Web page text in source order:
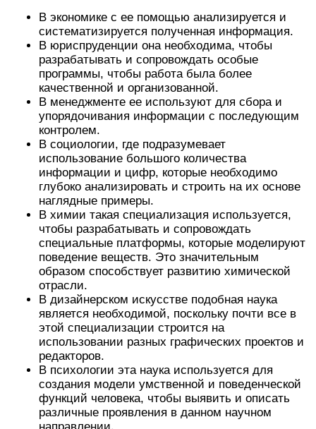
В экономике с ее помощью анализируется и
систематизируется полученная информация.
В юриспруденции она необходима, чтобы
разрабатывать и сопровождать особые
программы, чтобы работа была более
качественной и организованной.
В менеджменте ее используют для сбора и
упорядочивания информации с последующим
контролем.
В социологии, где подразумевает
использование большого количества
информации и цифр, которые необходимо
глубоко анализировать и строить на их основе
наглядные примеры.
В химии такая специализация используется,
чтобы разрабатывать и сопровождать
специальные платформы, которые моделируют
поведение веществ. Это значительным
образом способствует развитию химической
отрасли.
В дизайнерском искусстве подобная наука
является необходимой, поскольку почти все в
этой специализации строится на
использовании разных графических проектов и
редакторов.
В психологии эта наука используется для
создания модели умственной и поведенческой
функций человека, чтобы выявить и описать
различные проявления в данном научном
направлении.